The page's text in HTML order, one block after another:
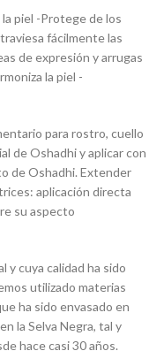
piel -Protege de los
fácilmente las
de expresión y arrugas
la piel -
para rostro, cuello
de Oshadhi y aplicar con
de Oshadhi. Extender
aplicación directa
su aspecto
y cuya calidad ha sido
utilizado materias
ha sido envasado en
la Selva Negra, tal y
hace casi 30 años.